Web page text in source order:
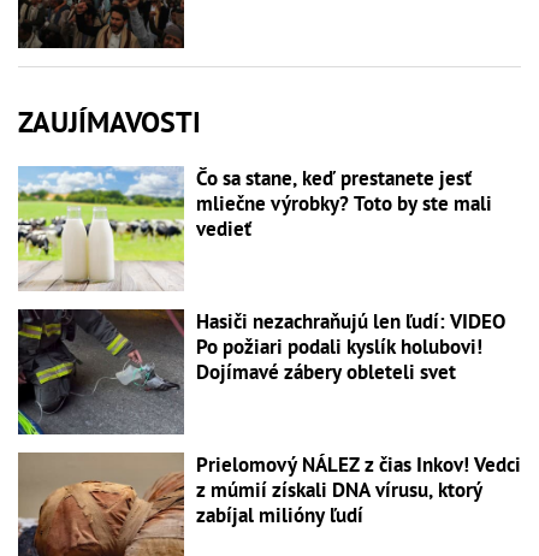
ZAUJÍMAVOSTI
Čo sa stane, keď prestanete jesť
mliečne výrobky? Toto by ste mali
vedieť
Hasiči nezachraňujú len ľudí: VIDEO
Po požiari podali kyslík holubovi!
Dojímavé zábery obleteli svet
Prielomový NÁLEZ z čias Inkov! Vedci
z múmií získali DNA vírusu, ktorý
zabíjal milióny ľudí